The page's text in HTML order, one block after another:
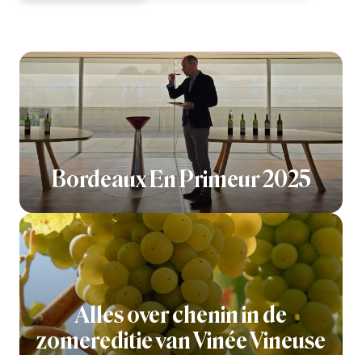
Bordeaux En Primeur 2025
Alles over chenin in de
zomereditie van Vinée Vineuse